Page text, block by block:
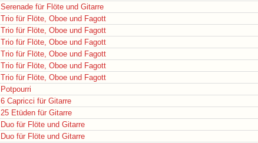
Serenade für Flöte und Gitarre
Trio für Flöte, Oboe und Fagott
Trio für Flöte, Oboe und Fagott
Trio für Flöte, Oboe und Fagott
Trio für Flöte, Oboe und Fagott
Trio für Flöte, Oboe und Fagott
Trio für Flöte, Oboe und Fagott
Potpourri
6 Capricci für Gitarre
25 Etüden für Gitarre
Duo für Flöte und Gitarre
Duo für Flöte und Gitarre